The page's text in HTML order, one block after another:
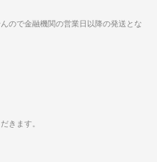
ので金融機関の営業日以降の発送とな
きます。